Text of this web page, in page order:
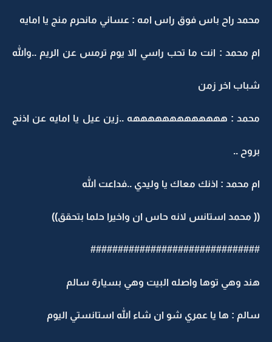
محمد راح باس فوق راس امه : عساني مانحرم منج يا امايه
ام محمد : انت ما تحب راسي الا يوم ترمس عن الريم ..والله
شباب اخر زمن
محمد : هههههههههههههه ..زين عيل يا امايه عن اذنج
بروح ..
ام محمد : اذنك معاك يا وليدي ..فداعت الله
(( محمد استانس لانه حاس ان واخيرا حلما بتحقق))
###############################
هند وهي توها واصله البيت وهي بسيارة سالم
سالم : ها يا عمري شو ان شاء الله استانستي اليوم